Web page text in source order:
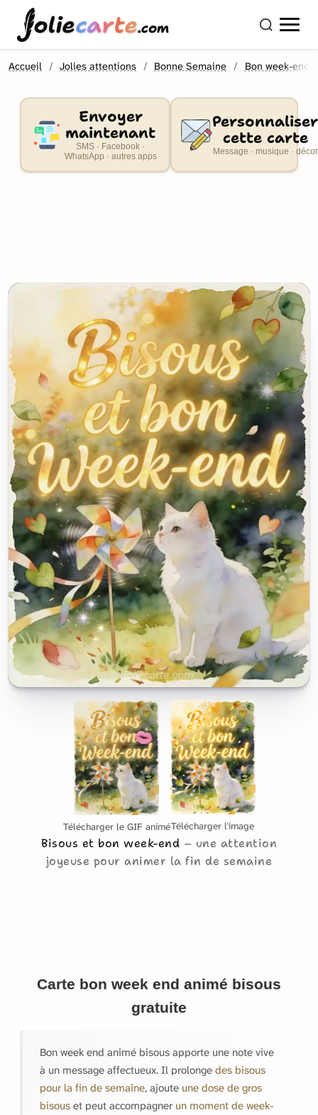
oliecarte.com
Accueil Jolies attentions Bonne Semaine Bon week-end
Envoyer
maintenant
SMS · Facebook ·
WhatsApp · autres apps
Personnaliser
cette carte
Message · musique · décor
Télécharger le GIF animéTélécharger l'image
Bisous et bon week-end
une attention
joyeuse pour animer la fin de semaine
Carte bon week end animé bisous
gratuite
Bon week end animé bisous apporte une note vive
à un message affectueux. Il prolonge des bisous
pour la fin de semaine, ajoute une dose de gros
bisous et peut accompagner un moment de week-